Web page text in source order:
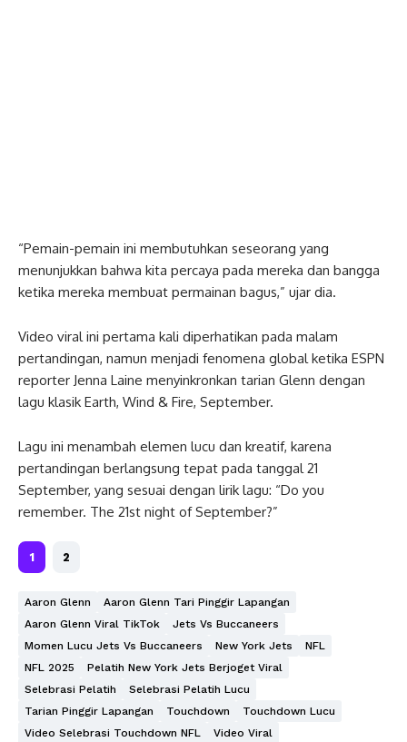
“Pemain-pemain ini membutuhkan seseorang yang
menunjukkan bahwa kita percaya pada mereka dan bangga
ketika mereka membuat permainan bagus,” ujar dia.
Video viral ini pertama kali diperhatikan pada malam
pertandingan, namun menjadi fenomena global ketika ESPN
reporter Jenna Laine menyinkronkan tarian Glenn dengan
lagu klasik Earth, Wind & Fire, September.
Lagu ini menambah elemen lucu dan kreatif, karena
pertandingan berlangsung tepat pada tanggal 21
September, yang sesuai dengan lirik lagu: “Do you
remember. The 21st night of September?”
1 2
Aaron Glenn
Aaron Glenn Tari Pinggir Lapangan
Aaron Glenn Viral TikTok
Jets Vs Buccaneers
Momen Lucu Jets Vs Buccaneers
New York Jets
NFL
NFL 2025
Pelatih New York Jets Berjoget Viral
Selebrasi Pelatih
Selebrasi Pelatih Lucu
Tarian Pinggir Lapangan
Touchdown
Touchdown Lucu
Video Selebrasi Touchdown NFL
Video Viral